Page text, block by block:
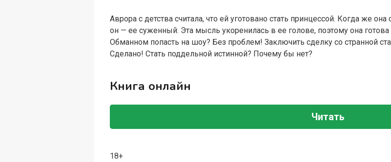
Аврора с детства считала, что ей уготовано стать принцессой. Когда же
он — ее суженный. Эта мысль укоренилась в ее голове, поэтому она
Обманном попасть на шоу? Без проблем! Заключить сделку со странной
Сделано! Стать поддельной истинной? Почему бы нет?
Книга онлайн
Читать
18+